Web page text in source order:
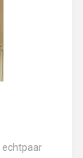
echtpaar